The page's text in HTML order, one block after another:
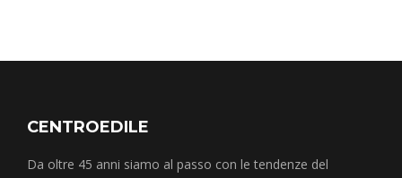
CENTROEDILE
Da oltre 45 anni siamo al passo con le tendenze del